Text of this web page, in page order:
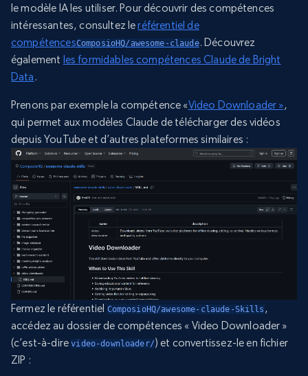
le modèle IA les utiliser. Pour découvrir des compétences
intéressantes, consultez leréférentiel de
compétencesComposioHQ/awesome-claude. Découvrez
également les formidables compétences Claude de Bright
Data .
Prenons par exemple la compétence «Video Downloader »,
qui permet aux modèles Claude de télécharger des vidéos
depuis YouTube et d’autres plateformes similaires :
Fermez le référentiel ComposioHQ/awesome-claude-Skills ,
accédez au dossier de compétences « Video Downloader »
(c’est-à-direvideo-downloader/) et convertissez-le en fichier
ZIP :